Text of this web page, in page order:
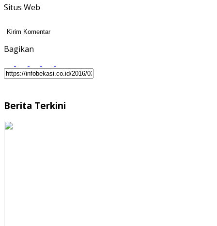
Situs Web
Bagikan
Berita Terkini